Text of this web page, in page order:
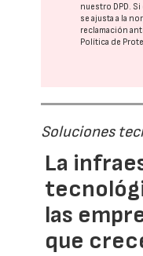
nuestro DPD.
se ajusta a la
reclamación
Política de
Soluciones
La
las
que